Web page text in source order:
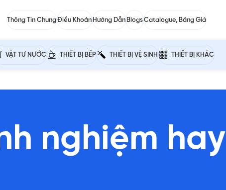
Thông Tin ChungĐiều Khoản Hướng Dẫn BlogsCatalogue, Bảng Giá
VẬT TƯ NƯỚC THIẾT BỊ BẾP THIẾT BỊ VỆ SINH THIẾT BỊ KHÁC
nghiệm hay